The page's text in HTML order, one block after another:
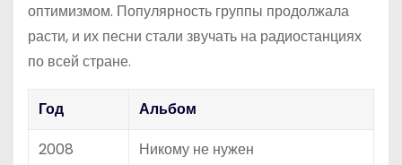
оптимизмом. Популярность группы продолжала
расти, и их песни стали звучать на радиостанциях
по всей стране.
Год
Альбом
2008
Никому не нужен